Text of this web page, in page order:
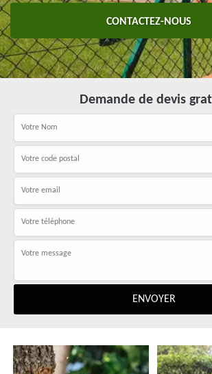
CONTACTEZ-NOUS
Demande de devis